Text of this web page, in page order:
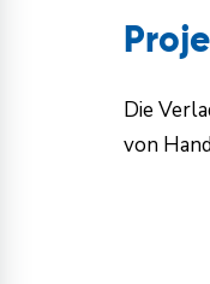
Die
von